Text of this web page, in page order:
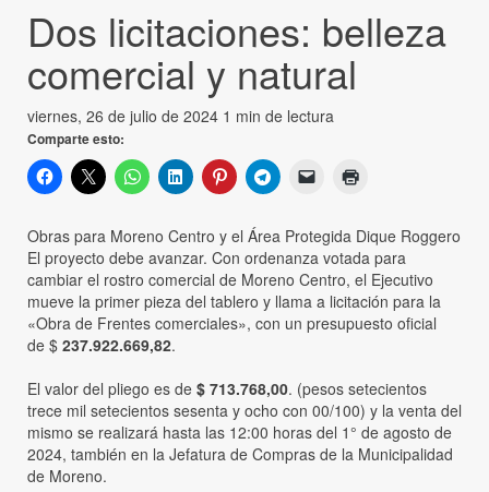
Dos licitaciones: belleza
comercial y natural
viernes, 26 de julio de 2024 1 min de lectura
Comparte esto:
Obras para Moreno Centro y el Área Protegida Dique Roggero
El proyecto debe avanzar. Con ordenanza votada para
cambiar el rostro comercial de Moreno Centro, el Ejecutivo
mueve la primer pieza del tablero y llama a licitación para la
«Obra de Frentes comerciales», con un presupuesto oficial
de $ 237.922.669,82.
El valor del pliego es de $ 713.768,00. (pesos setecientos
trece mil setecientos sesenta y ocho con 00/100) y la venta del
mismo se realizará hasta las 12:00 horas del 1° de agosto de
2024, también en la Jefatura de Compras de la Municipalidad
de Moreno.